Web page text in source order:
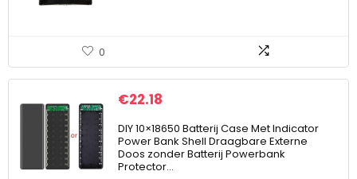
0
€22.18
DIY 10×18650 Batterij Case Met Indicator
Power Bank Shell Draagbare Externe
Doos zonder Batterij Powerbank
Protector…